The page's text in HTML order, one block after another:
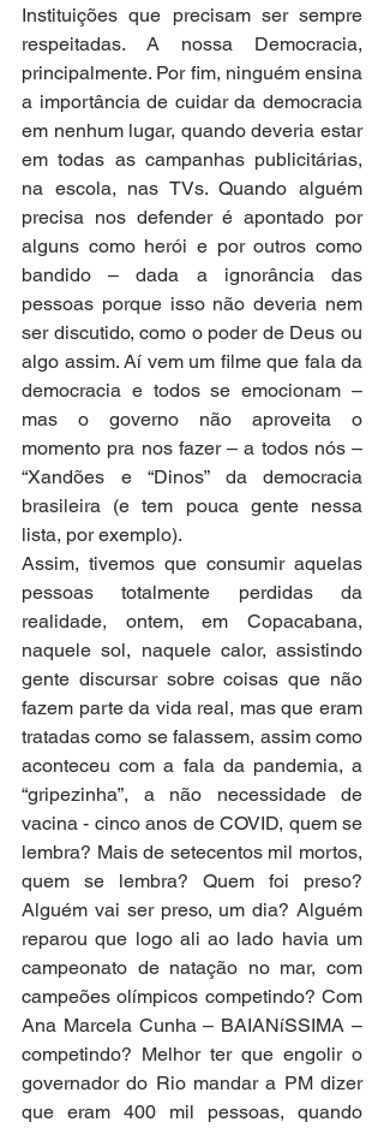
Instituições que precisam ser sempre
respeitadas. A nossa Democracia,
principalmente. Por fim, ninguém ensina
a importância de cuidar da democracia
em nenhum lugar, quando deveria estar
em todas as campanhas publicitárias,
na escola, nas TVs. Quando alguém
precisa nos defender é apontado por
alguns como herói e por outros como
bandido – dada a ignorância das
pessoas porque isso não deveria nem
ser discutido, como o poder de Deus ou
algo assim. Aí vem um filme que fala da
democracia e todos se emocionam –
mas o governo não aproveita o
momento pra nos fazer – a todos nós –
“Xandões e “Dinos” da democracia
brasileira (e tem pouca gente nessa
lista, por exemplo).
Assim, tivemos que consumir aquelas
pessoas totalmente perdidas da
realidade, ontem, em Copacabana,
naquele sol, naquele calor, assistindo
gente discursar sobre coisas que não
fazem parte da vida real, mas que eram
tratadas como se falassem, assim como
aconteceu com a fala da pandemia, a
“gripezinha”, a não necessidade de
vacina - cinco anos de COVID, quem se
lembra? Mais de setecentos mil mortos,
quem se lembra? Quem foi preso?
Alguém vai ser preso, um dia? Alguém
reparou que logo ali ao lado havia um
campeonato de natação no mar, com
campeões olímpicos competindo? Com
Ana Marcela Cunha – BAIANíSSIMA –
competindo? Melhor ter que engolir o
governador do Rio mandar a PM dizer
que eram 400 mil pessoas, quando